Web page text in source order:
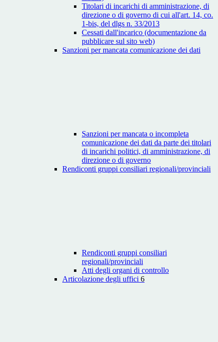
Titolari di incarichi di amministrazione, di
direzione o di governo di cui all'art. 14, co.
1-bis, del dlgs n. 33/2013
Cessati dall'incarico (documentazione da
pubblicare sul sito web)
Sanzioni per mancata comunicazione dei dati
Sanzioni per mancata o incompleta
comunicazione dei dati da parte dei titolari
di incarichi politici, di amministrazione, di
direzione o di governo
Rendiconti gruppi consiliari regionali/provinciali
Rendiconti gruppi consiliari
regionali/provinciali
Atti degli organi di controllo
Articolazione degli uffici 6